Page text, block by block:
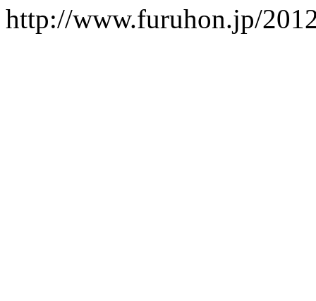
http://www.furuhon.jp/